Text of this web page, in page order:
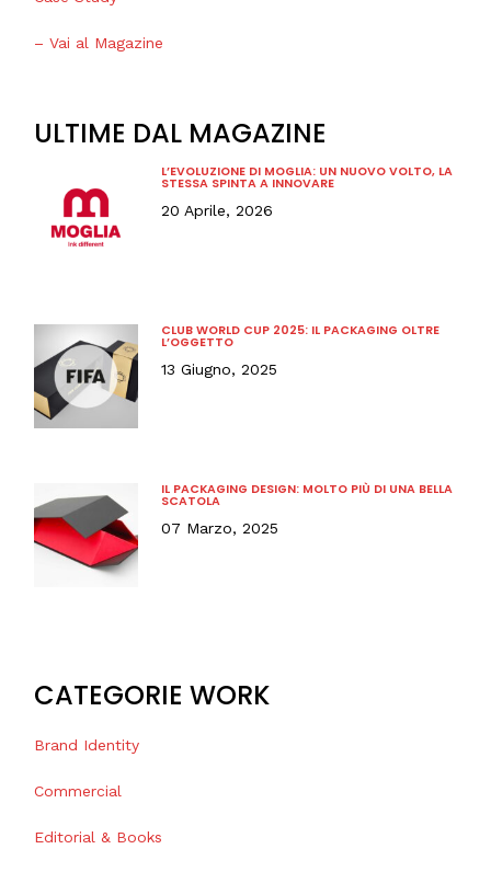
– Vai al Magazine
ULTIME DAL MAGAZINE
L’EVOLUZIONE DI MOGLIA: UN NUOVO VOLTO, LA
STESSA SPINTA A INNOVARE
20 Aprile, 2026
CLUB WORLD CUP 2025: IL PACKAGING OLTRE
L’OGGETTO
13 Giugno, 2025
IL PACKAGING DESIGN: MOLTO PIÙ DI UNA BELLA
SCATOLA
07 Marzo, 2025
CATEGORIE WORK
Brand Identity
Commercial
Editorial & Books